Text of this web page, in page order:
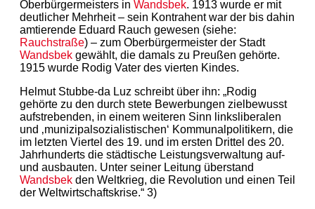
Oberbürgermeisters in Wandsbek. 1913 wurde er mit
deutlicher Mehrheit – sein Kontrahent war der bis dahin
amtierende Eduard Rauch gewesen (siehe:
Rauchstraße) – zum Oberbürgermeister der Stadt
Wandsbek gewählt, die damals zu Preußen gehörte.
1915 wurde Rodig Vater des vierten Kindes.
Helmut Stubbe-da Luz schreibt über ihn: „Rodig
gehörte zu den durch stete Bewerbungen zielbewusst
aufstrebenden, in einem weiteren Sinn linksliberalen
und ‚munizipalsozialistischen‘ Kommunalpolitikern, die
im letzten Viertel des 19. und im ersten Drittel des 20.
Jahrhunderts die städtische Leistungsverwaltung auf-
und ausbauten. Unter seiner Leitung überstand
Wandsbek den Weltkrieg, die Revolution und einen Teil
der Weltwirtschaftskrise.“ 3)